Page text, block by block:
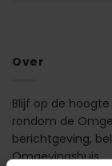
Over
Blijf op de
rondom de
berichtgeving,
Omgevingshuis.